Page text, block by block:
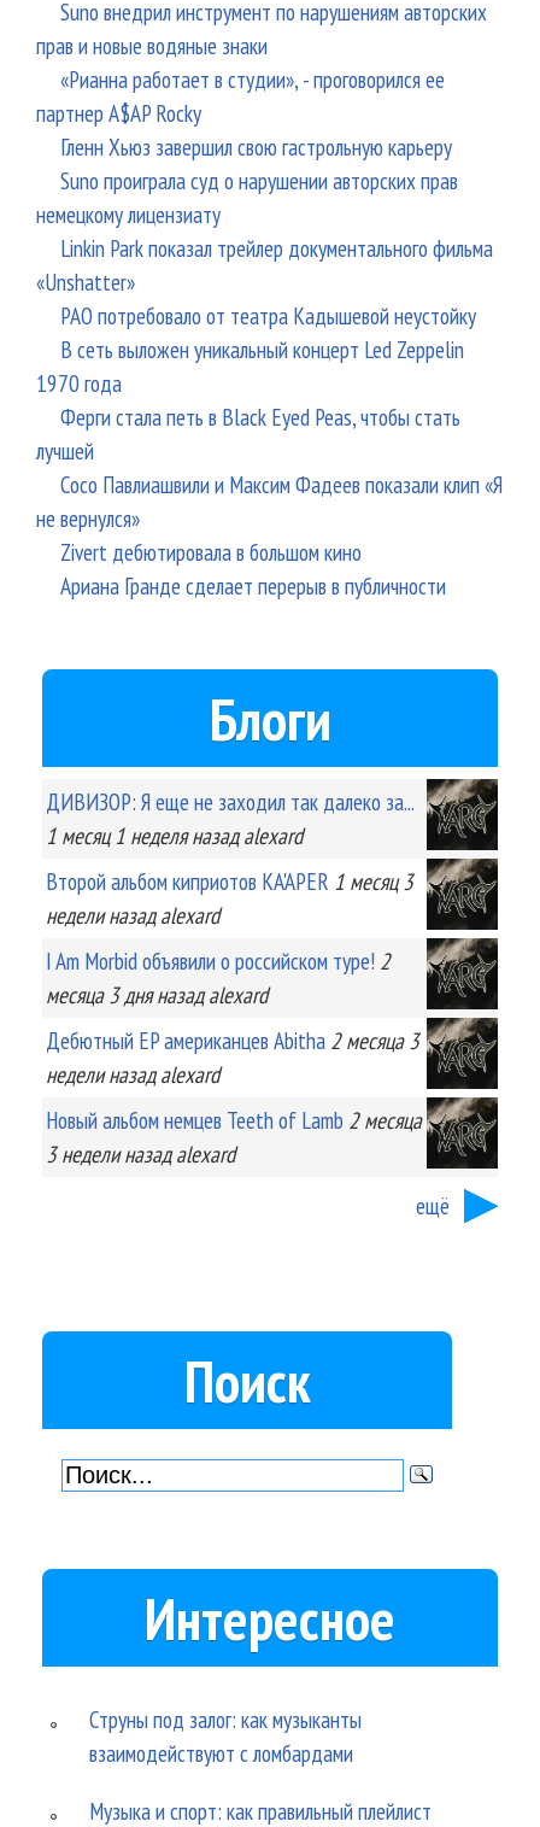
Suno внедрил инструмент по нарушениям авторских
прав и новые водяные знаки
«Рианна работает в студии», - проговорился ее
партнер A$AP Rocky
Гленн Хьюз завершил свою гастрольную карьеру
Suno проиграла суд о нарушении авторских прав
немецкому лицензиату
Linkin Park показал трейлер документального фильма
«Unshatter»
РАО потребовало от театра Кадышевой неустойку
В сеть выложен уникальный концерт Led Zeppelin
1970 года
Ферги стала петь в Black Eyed Peas, чтобы стать
лучшей
Сосо Павлиашвили и Максим Фадеев показали клип «Я
не вернулся»
Zivert дебютировала в большом кино
Ариана Гранде сделает перерыв в публичности
Блоги
ДИВИЗОР: Я еще не заходил так далеко за...
1 месяц 1 неделяназад alexard
Второй альбом киприотов KA'APER 1 месяц 3
неделиназад alexard
I Am Morbid объявили о российском туре! 2
месяца 3 дняназад alexard
Дебютный EP американцев Abitha 2 месяца 3
неделиназад alexard
Новый альбом немцев Teeth of Lamb 2 месяца
3 неделиназад alexard
ещё
Поиск
Интересное
Струны под залог: как музыканты
взаимодействуют с ломбардами
Музыка и спорт: как правильный плейлист